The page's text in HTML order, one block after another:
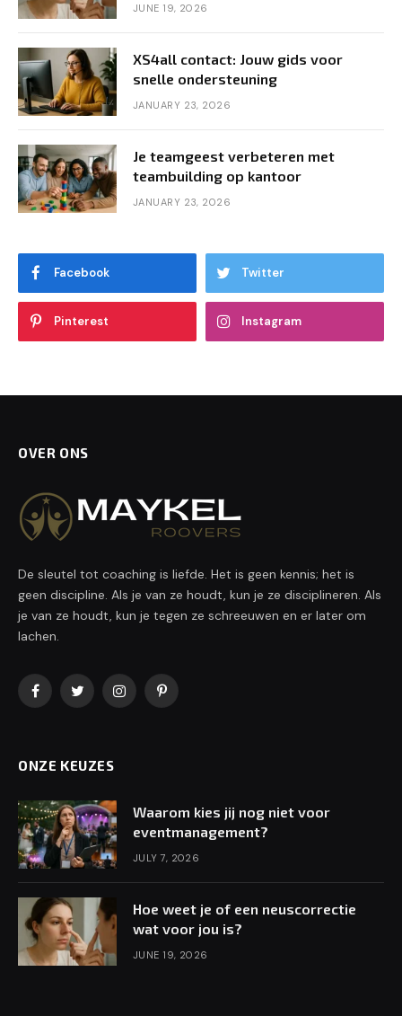
JUNE 19, 2026
XS4all contact: Jouw gids voor
snelle ondersteuning
JANUARY 23, 2026
Je teamgeest verbeteren met
teambuilding op kantoor
JANUARY 23, 2026
Facebook Twitter
Pinterest Instagram
OVER ONS
De sleutel tot coaching is liefde. Het is geen kennis; het is
geen discipline. Als je van ze houdt, kun je ze disciplineren. Als
je van ze houdt, kun je tegen ze schreeuwen en er later om
lachen.
FacebookTwitterInstagramPinterest
ONZE KEUZES
Waarom kies jij nog niet voor
eventmanagement?
JULY 7, 2026
Hoe weet je of een neuscorrectie
wat voor jou is?
JUNE 19, 2026